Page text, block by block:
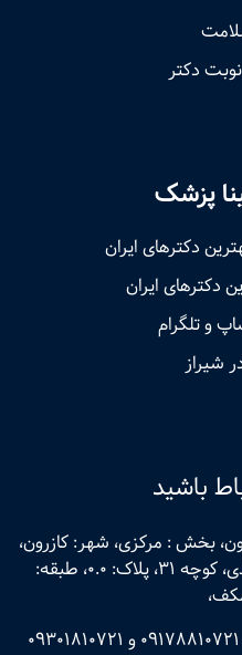
دکتر
پزشک
دکترهای ایران
دکترهای ایران
و تلگرام
شیراز
باشید
بخش : مرکزی، شهر: کازرون،
محله: مصلی، خیابان کمربندی، کوچه 31، پلاک: 0.0، طبقه:
09178810721 و 09301810721